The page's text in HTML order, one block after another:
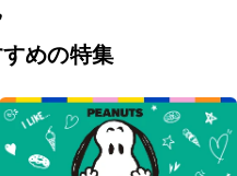
めの特集